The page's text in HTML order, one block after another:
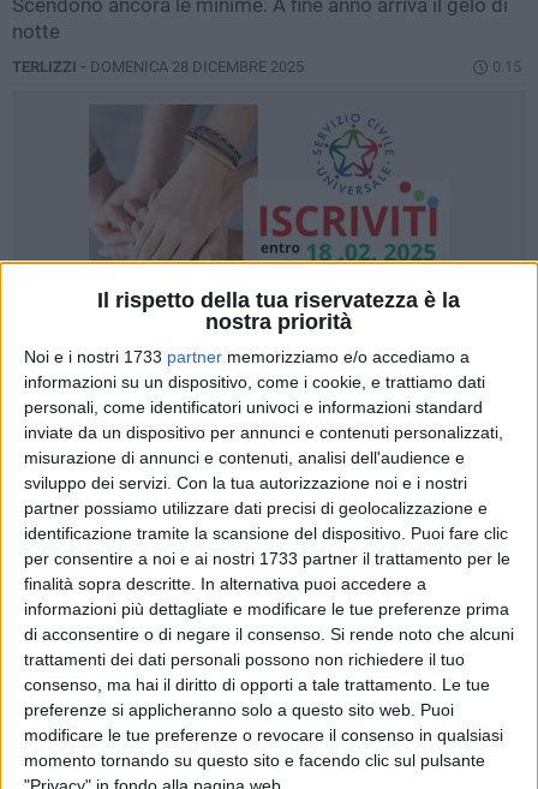
Il rispetto della tua riservatezza è la
nostra priorità
Noi e i nostri 1733 partner memorizziamo e/o accediamo a
informazioni su un dispositivo, come i cookie, e trattiamo dati
personali, come identificatori univoci e informazioni standard
inviate da un dispositivo per annunci e contenuti personalizzati,
misurazione di annunci e contenuti, analisi dell'audience e
sviluppo dei servizi. Con la tua autorizzazione noi e i nostri
partner possiamo utilizzare dati precisi di geolocalizzazione e
identificazione tramite la scansione del dispositivo. Puoi fare clic
per consentire a noi e ai nostri 1733 partner il trattamento per le
finalità sopra descritte. In alternativa puoi accedere a
informazioni più dettagliate e modificare le tue preferenze prima
di acconsentire o di negare il consenso. Si rende noto che alcuni
trattamenti dei dati personali possono non richiedere il tuo
consenso, ma hai il diritto di opporti a tale trattamento. Le tue
preferenze si applicheranno solo a questo sito web. Puoi
modificare le tue preferenze o revocare il consenso in qualsiasi
momento tornando su questo sito e facendo clic sul pulsante
Scendono ancora le minime. A fine anno arriva il gelo di
notte
TERLIZZI - DOMENICA 28 DICEMBRE 2025 0.15
12
LA REDAZIONE
Ultima domenica dell'anno caratterizzata dal cielo sereno su
Terlizzi, con ventilazione sostenuta da quadranti nord-
occidentali. Temperature massime mai sopra gli 13°.
Pomeriggio in prevalenza soleggiato, serata stellata con
valori termici sugli 8° ma percezione di 4-5°, per via delle
correnti che continueranno ad incrementare di intensità.
Minime della notte in calo ulteriore, vicine ai 5° (3° nell'agro).
Farà freddo per tutta la settimana sino a Capodanno, ma ci